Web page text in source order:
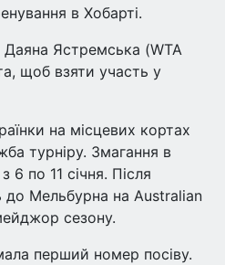
в Хобарті.
Даяна Ястремська (WTA
щоб взяти участь у
на місцевих кортах
турніру. Змагання в
6 по 11 січня. Після
Мельбурна на Australian
сезону.
перший номер посіву.